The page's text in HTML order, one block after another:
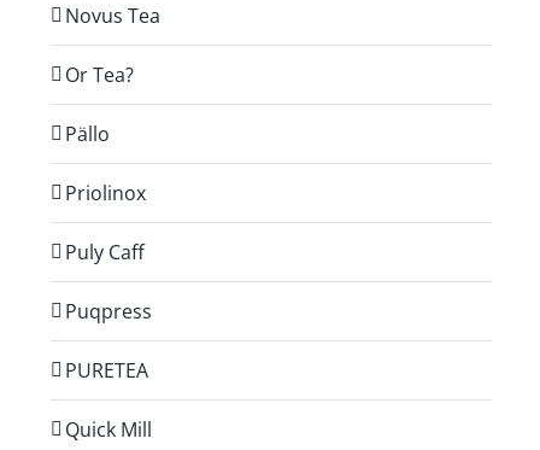
Novus Tea
Or Tea?
Pällo
Priolinox
Puly Caff
Puqpress
PURETEA
Quick Mill